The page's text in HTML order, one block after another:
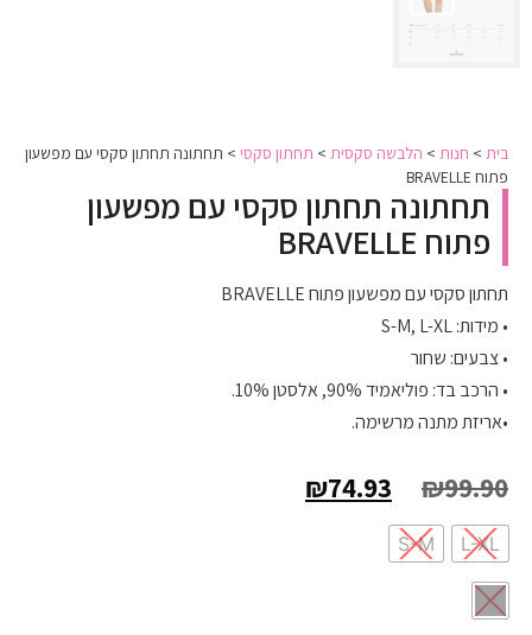
בית > חנות > הלבשה סקסית > תחתון סקסי > תחתונה תחתון סקסי עם מפשעון
פתוח BRAVELLE
תחתונה תחתון סקסי עם מפשעון
פתוח BRAVELLE
תחתון סקסי עם מפשעון פתוח BRAVELLE
• מידות: S-M, L-XL
• צבעים: שחור
• הרכב בד: פוליאמיד 90%, אלסטן 10%.
•אריזת מתנה מרשימה.
₪99.90
₪74.93
L-XL
S-M